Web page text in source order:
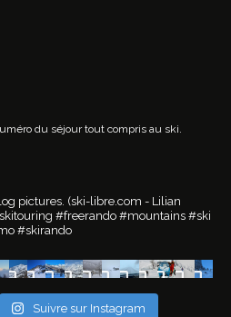
du séjour tout compris au ski.
pictures. (ski-libre.com - Lilian
#freerando #mountains #ski
#skirando
Suivre sur Instagram